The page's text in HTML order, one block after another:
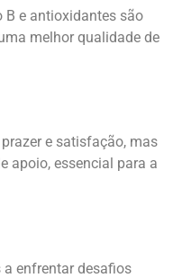
B e antioxidantes são
melhor qualidade de
e satisfação, mas
apoio, essencial para a
enfrentar desafios